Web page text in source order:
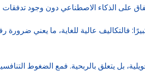
على الذكاء الاصطناعي دون وجود تدفقات
بل يتعلق بالربحية. فمع الضغوط